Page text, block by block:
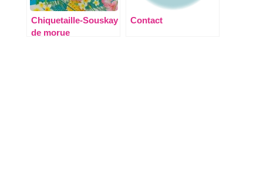
Chiquetaille-Souskay
de morue
Contact